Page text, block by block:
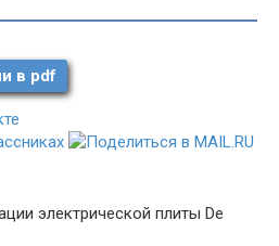
в pdf
электрической плиты De